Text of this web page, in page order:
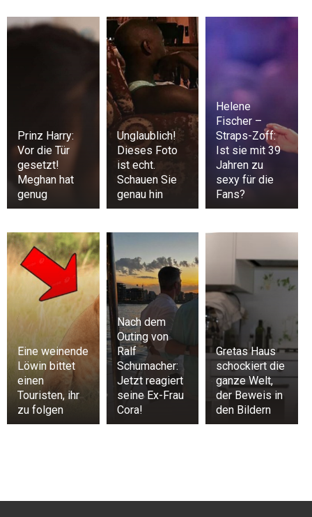
Prinz Harry:
Vor die Tür
gesetzt!
Meghan hat
genug
Unglaublich!
Dieses Foto
ist echt.
Schauen Sie
genau hin
Helene
Fischer –
Straps-Zoff:
Ist sie mit 39
Jahren zu
sexy für die
Fans?
Eine weinende
Löwin bittet
einen
Touristen, ihr
zu folgen
Nach dem
Outing von
Ralf
Schumacher:
Jetzt reagiert
seine Ex-Frau
Cora!
Gretas Haus
schockiert die
ganze Welt,
der Beweis in
den Bildern